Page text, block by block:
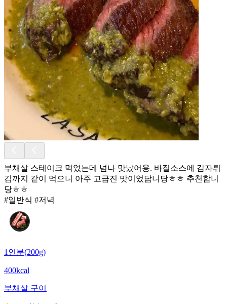
부채살 스테이크 먹었는데 넘나 맛났어용. 바질소스에 감자튀
김까지 같이 먹으니 아주 고급진 맛이었답니당ㅎㅎ 추천합니
당ㅎㅎ
#일반식 #저녁
1인분(200g)
400kcal
부채살 구이